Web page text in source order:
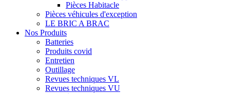
Pièces Habitacle
Pièces véhicules d'exception
LE BRIC A BRAC
Nos Produits
Batteries
Produits covid
Entretien
Outillage
Revues techniques VL
Revues techniques VU